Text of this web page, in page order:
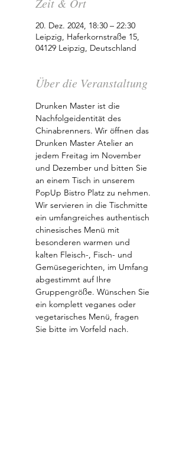
20. Dez. 2024, 18:30 – 22:30
Leipzig, Haferkornstraße 15,
04129 Leipzig, Deutschland
Über die Veranstaltung
Drunken Master ist die
Nachfolgeidentität des
Chinabrenners. Wir öffnen das
Drunken Master Atelier an
jedem Freitag im November
und Dezember und bitten Sie
an einem Tisch in unserem
PopUp Bistro Platz zu nehmen.
Wir servieren in die Tischmitte
ein umfangreiches authentisch
chinesisches Menü mit
besonderen warmen und
kalten Fleisch-, Fisch- und
Gemüsegerichten, im Umfang
abgestimmt auf Ihre
Gruppengröße. Wünschen Sie
ein komplett veganes oder
vegetarisches Menü, fragen
Sie bitte im Vorfeld nach.